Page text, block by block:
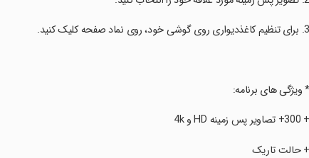
‏* ویژگی های برنامه:
‏+ 300+ تصاویر پس زمینه HD و 4k
‏+ حالت تاریک